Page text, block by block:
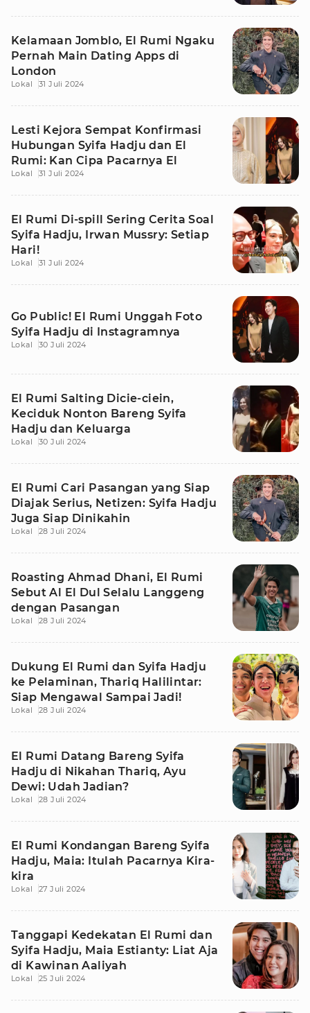
Kelamaan Jomblo, El Rumi Ngaku
Pernah Main Dating Apps di
London
Lokal 31 Juli 2024
Lesti Kejora Sempat Konfirmasi
Hubungan Syifa Hadju dan El
Rumi: Kan Cipa Pacarnya El
Lokal 31 Juli 2024
El Rumi Di-spill Sering Cerita Soal
Syifa Hadju, Irwan Mussry: Setiap
Hari!
Lokal 31 Juli 2024
Go Public! El Rumi Unggah Foto
Syifa Hadju di Instagramnya
Lokal 30 Juli 2024
El Rumi Salting Dicie-ciein,
Keciduk Nonton Bareng Syifa
Hadju dan Keluarga
Lokal 30 Juli 2024
El Rumi Cari Pasangan yang Siap
Diajak Serius, Netizen: Syifa Hadju
Juga Siap Dinikahin
Lokal 28 Juli 2024
Roasting Ahmad Dhani, El Rumi
Sebut Al El Dul Selalu Langgeng
dengan Pasangan
Lokal 28 Juli 2024
Dukung El Rumi dan Syifa Hadju
ke Pelaminan, Thariq Halilintar:
Siap Mengawal Sampai Jadi!
Lokal 28 Juli 2024
El Rumi Datang Bareng Syifa
Hadju di Nikahan Thariq, Ayu
Dewi: Udah Jadian?
Lokal 28 Juli 2024
El Rumi Kondangan Bareng Syifa
Hadju, Maia: Itulah Pacarnya Kira-
kira
Lokal 27 Juli 2024
Tanggapi Kedekatan El Rumi dan
Syifa Hadju, Maia Estianty: Liat Aja
di Kawinan Aaliyah
Lokal 25 Juli 2024